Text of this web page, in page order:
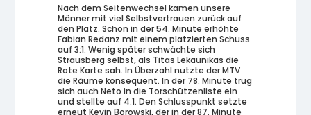
Nach dem Seitenwechsel kamen unsere
Männer mit viel Selbstvertrauen zurück auf
den Platz. Schon in der 54. Minute erhöhte
Fabian Redanz mit einem platzierten Schuss
auf 3:1. Wenig später schwächte sich
Strausberg selbst, als Titas Lekaunikas die
Rote Karte sah. In Überzahl nutzte der MTV
die Räume konsequent. In der 78. Minute trug
sich auch Neto in die Torschützenliste ein
und stellte auf 4:1. Den Schlusspunkt setzte
erneut Kevin Borowski, der in der 87. Minute